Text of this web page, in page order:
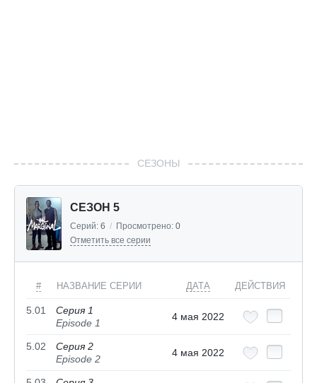
СЕЗОНЫ
СЕЗОН 5
Серий: 6 / Просмотрено: 0
Отметить все серии
# НАЗВАНИЕ СЕРИИ ДАТА ДЕЙСТВИЯ
5.01
Серия 1
Episode 1
4 мая 2022
5.02
Серия 2
Episode 2
4 мая 2022